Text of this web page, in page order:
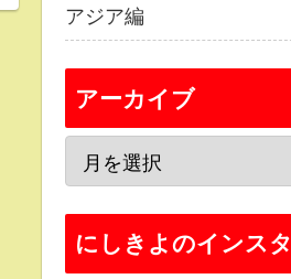
アジア編
アーカイブ
にしきよのインスタ